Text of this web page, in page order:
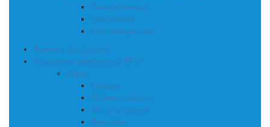
Лыжероллеры
Крепления
Комплектующие
Лыжная продукция
Хоккейная экипировка EFSI
Игрок
Клюшки
Шлемы и маски
Защита игрока
Перчатки